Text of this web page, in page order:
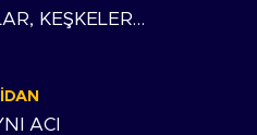
KEŞKELER…
ACI